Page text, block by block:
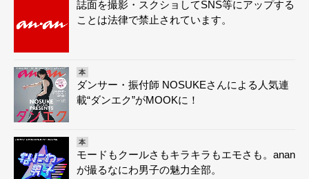
誌面を撮影・スクショしてSNS等にアップする
ことは法律で禁止されています。
本
ダンサー・振付師 NOSUKEさんによる人気連
載“ダンエク”がMOOKに！
本
モードもクールさもキラキラもエモさも。anan
が撮るなにわ男子の魅力全部。